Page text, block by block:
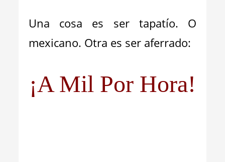
Una cosa es ser tapatío. O
mexicano. Otra es ser aferrado:
¡A Mil Por Hora!